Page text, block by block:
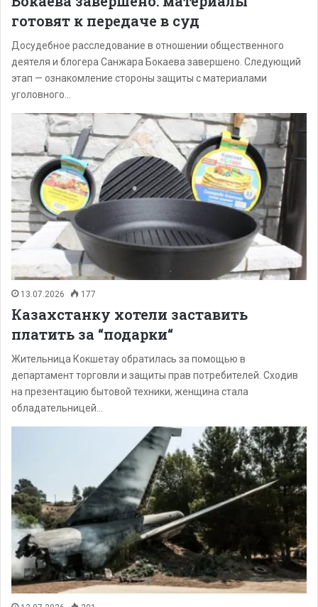
готовят к передаче в суд
Досудебное расследование в отношении общественного
деятеля и блогера Санжара Бокаева завершено. Следующий
этап — ознакомление стороны защиты с материалами
уголовного…
13.07.2026 177
Казахстанку хотели заставить
платить за “подарки“
Жительница Кокшетау обратилась за помощью в
департамент торговли и защиты прав потребителей. Сходив
на презентацию бытовой техники, женщина стала
обладательницей…